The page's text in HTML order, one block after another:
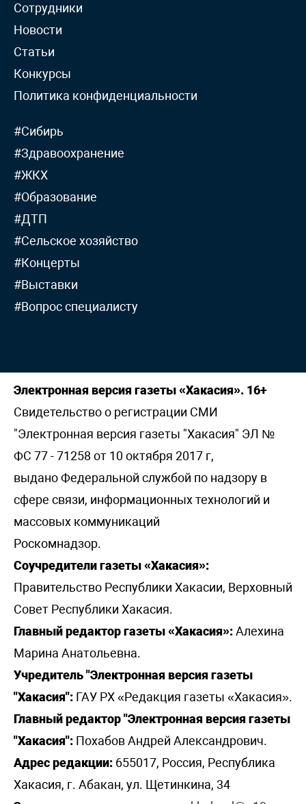
Сотрудники
Новости
Статьи
Конкурсы
Политика конфиденциальности
#Сибирь
#Здравоохранение
#ЖКХ
#Образование
#ДТП
#Сельское хозяйство
#Концерты
#Выставки
#Вопрос специалисту
Электронная версия газеты «Хакасия». 16+
Свидетельство о регистрации СМИ
"Электронная версия газеты "Хакасия" ЭЛ №
ФС 77 - 71258 от 10 октября 2017 г,
выдано Федеральной службой по надзору в
сфере связи, информационных технологий и
массовых коммуникаций
Роскомнадзор.
Соучредители газеты «Хакасия»:
Правительство Республики Хакасии, Верховный
Совет Республики Хакасия.
Главный редактор газеты «Хакасия»:Алехина
Марина Анатольевна.
Учредитель "Электронная версия газеты
"Хакасия": ГАУ РХ «Редакция газеты «Хакасия».
Главный редактор "Электронная версия газеты
"Хакасия": Похабов Андрей Александрович.
Адрес редакции: 655017, Россия, Республика
Хакасия, г. Абакан, ул. Щетинкина, 34